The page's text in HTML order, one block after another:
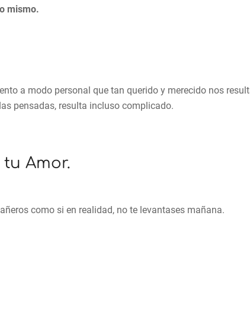
mismo.
a modo personal que tan querido y merecido nos
pensadas, resulta incluso complicado.
tu Amor.
como si en realidad, no te levantases mañana.